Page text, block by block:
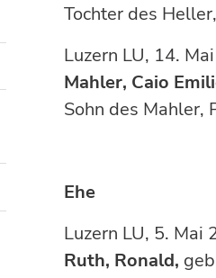
Tochter des
Luzern
Mahler, Caio
Sohn des Mahler,
Ehe
Luzern
Ruth, Ronald,